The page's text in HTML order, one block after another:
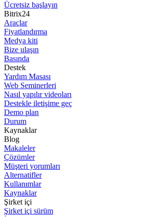
Ücretsiz başlayın
Bitrix24
Araçlar
Fiyatlandırma
Medya kiti
Bize ulaşın
Basında
Destek
Yardım Masası
Web Seminerleri
Nasıl yapılır videoları
Destekle iletişime geç
Demo plan
Durum
Kaynaklar
Blog
Makaleler
Çözümler
Müşteri yorumları
Alternatifler
Kullanımlar
Kaynaklar
Şirket içi
Şirket içi sürüm